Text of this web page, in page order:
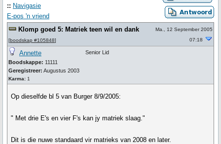
:: Navigasie
E-pos 'n vriend
Klomp goed 5: Matriek teen wil en dank
[boodskap #105848]
Ma., 12 September 2005
07:18
Annette
Boodskappe: 11111
Geregistreer: Augustus 2003
Karma: 1
Senior Lid
Op dieselfde bl 5 van Burger 8/9/2005:
" Met drie E's en vier F's kan jy matriek slaag."
Dit is die nuwe standaard vir matrieks van 2008 en later.